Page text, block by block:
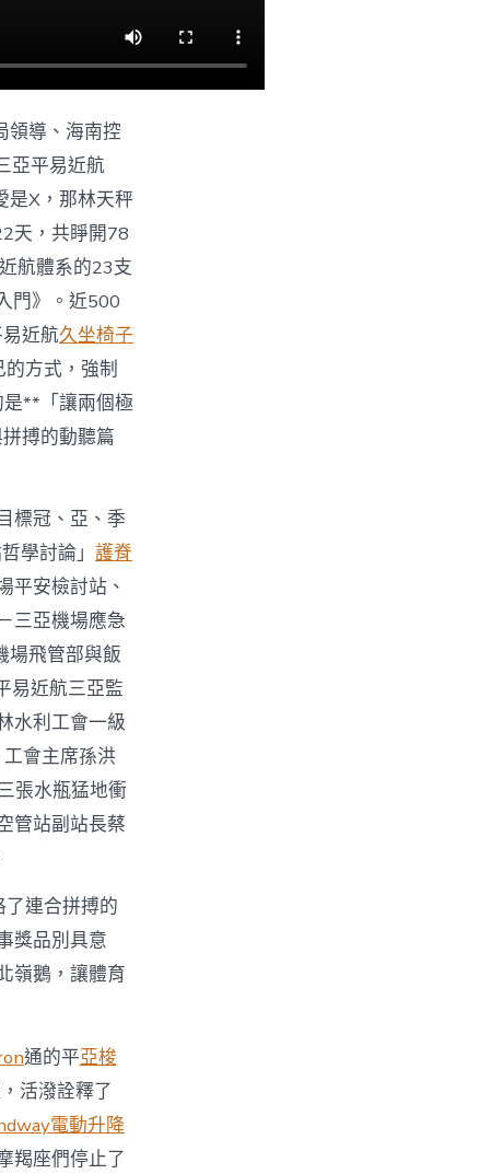
領導、海南控
亞平易近航
是X，那林天秤
天，共睜開78
航體系的23支
門》。近500
近航久坐椅子
方式，強制
**「讓兩個極
搏的動聽篇
標冠、亞、季
學討論」 護脊
平安檢討站、
三亞機場應急
場飛管部與飯
易近航三亞監
水利工會一級
會主席孫洪
張水瓶猛地衝
管站副站長蔡
連合拼搏的
獎品別具意
嶺鵝，讓體育
通的平亞梭
活潑詮釋了
電動升降
羯座們停止了